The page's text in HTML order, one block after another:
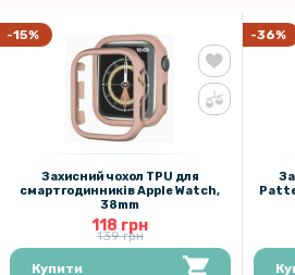
Гідрогелева плівка iNobi Privacy Matte
(Антишпигун)
159 грн
199 грн
Протиударна гідрогелева плівка
329 грн
-15%
Захисний чохол TPU для
смартгодинників Apple Watch,
38mm
118 грн
139 грн
Купити
-36%